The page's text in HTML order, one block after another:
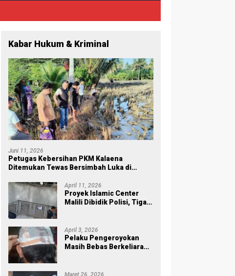
Kabar Hukum & Kriminal
Juni 11, 2026
Petugas Kebersihan PKM Kalaena
Ditemukan Tewas Bersimbah Luka di
April 11, 2026
Proyek Islamic Center
Malili Dibidik Polisi, Tiga
April 3, 2026
Pelaku Pengeroyokan
Masih Bebas Berkeliaran,
Mandek
Maret 26, 2026